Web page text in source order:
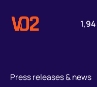
1,94
Press releases & news